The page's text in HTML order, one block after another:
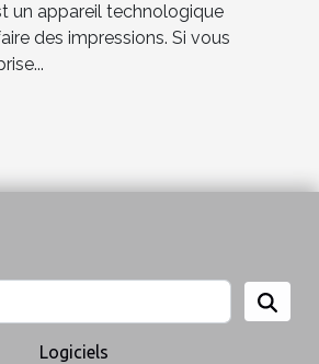
un appareil technologique
des impressions. Si vous
Logiciels